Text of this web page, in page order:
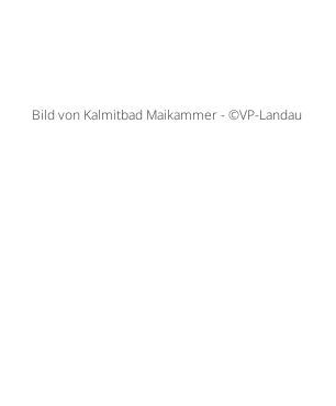
Bild von Kalmitbad Maikammer - ©VP-Landau